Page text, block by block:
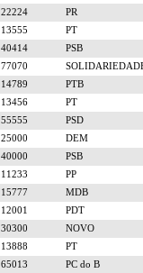
22224
PR
13555
PT
40414
PSB
77070
14789
PTB
13456
PT
55555
PSD
25000
DEM
40000
PSB
11233
PP
15777
MDB
12001
PDT
30300
NOVO
13888
PT
65013
PC do B